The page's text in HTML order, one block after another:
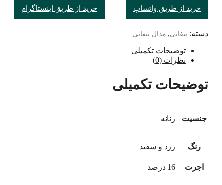
خرید از طریق واتساپ خرید از طریق اینستاگرام
دسته: تیفانی, مدال تیفانی
توضیحات تکمیلی
نظرات (0)
توضیحات تکمیلی
جنسیت زنانه
رنگ زرد و سفید
اجرت 16 درصد